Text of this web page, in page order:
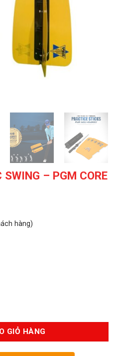
– PGM CORE
hàng)
GIỎ HÀNG